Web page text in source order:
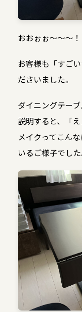
おおぉぉ〜〜〜
お客様も「すご
ださいました。
ダイニングテー
説明すると、「
メイクってこん
いるご様子でした